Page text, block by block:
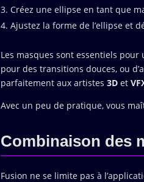
Créez une ellipse en tant que
Ajustez la forme de l’ellipse et
Les masques sont essentiels
pour des transitions douces, ou
parfaitement aux artistes3D et
Avec un peu de pratique, vous
Combinaison des
Fusion ne se limite pas à